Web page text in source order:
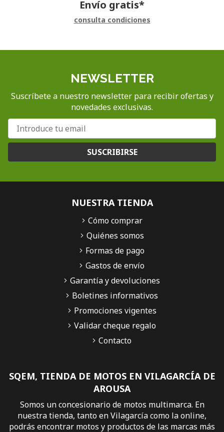
Envío gratis*
consulta condiciones
NEWSLETTER
Suscríbete a nuestro newsletter para recibir ofertas y
novedades exclusivas.
SUSCRIBIRSE
SQEM, TIENDA DE MOTOS EN VILAGARCÍA DE
AROUSA
Somos un concesionario de motos multimarca. En
nuestra tienda, tanto en Vilagarcía como la online,
podrás encontrar motos y productos de las marcas más
NUESTRA TIENDA
Cómo comprar
Quiénes somos
Formas de pago
Gastos de envío
Garantía y devoluciones
Boletines informativos
Promociones vigentes
Validar cheque regalo
Contacto